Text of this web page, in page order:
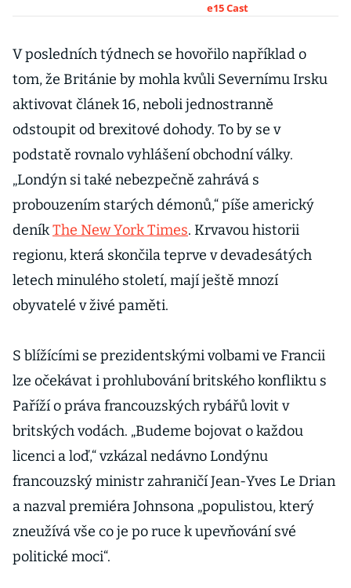
malým firmám,
Palaščáková
e15 Cast
V posledních týdnech se hovořilo například o
tom, že Británie by mohla kvůli Severnímu Irsku
aktivovat článek 16, neboli jednostranně
odstoupit od brexitové dohody. To by se v
podstatě rovnalo vyhlášení obchodní války.
„Londýn si také nebezpečně zahrává s
probouzením starých démonů,“ píše americký
deníkThe New York Times. Krvavou historii
regionu, která skončila teprve v devadesátých
letech minulého století, mají ještě mnozí
obyvatelé v živé paměti.
S blížícími se prezidentskými volbami ve Francii
lze očekávat i prohlubování britského konfliktu s
Paříží o práva francouzských rybářů lovit v
britských vodách. „Budeme bojovat o každou
licenci a loď,“ vzkázal nedávno Londýnu
francouzský ministr zahraničí Jean-Yves Le Drian
a nazval premiéra Johnsona „populistou, který
zneužívá vše co je po ruce k upevňování své
politické moci“.